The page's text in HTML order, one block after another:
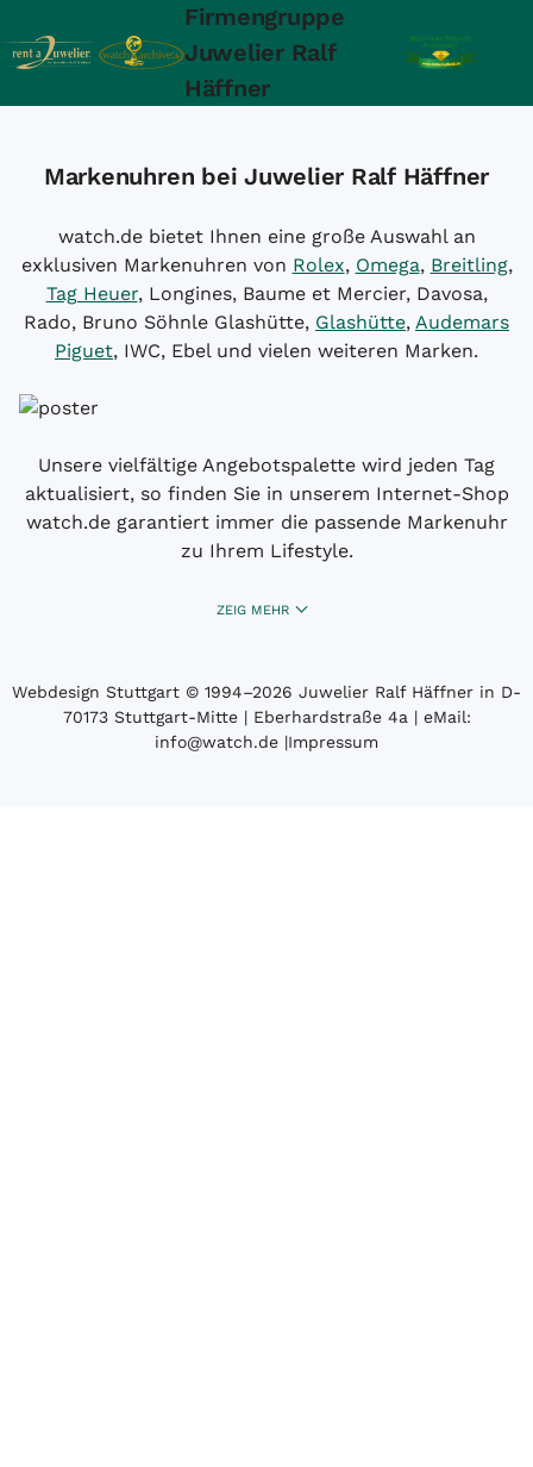
Firmengruppe
Juwelier Ralf
Häffner
Markenuhren bei Juwelier Ralf Häffner
watch.de bietet Ihnen eine große Auswahl an
exklusiven Markenuhren von Rolex, Omega, Breitling,
Tag Heuer, Longines, Baume et Mercier, Davosa,
Rado, Bruno Söhnle Glashütte, Glashütte, Audemars
Piguet, IWC, Ebel und vielen weiteren Marken.
Unsere vielfältige Angebotspalette wird jeden Tag
aktualisiert, so finden Sie in unserem Internet-Shop
watch.de garantiert immer die passende Markenuhr
zu Ihrem Lifestyle.
ZEIG MEHR
Webdesign Stuttgart © 1994­–2026 Juwelier Ralf Häffner in D-
70173 Stuttgart-Mitte | Eberhardstraße 4a | eMail:
info@watch.de |Impressum